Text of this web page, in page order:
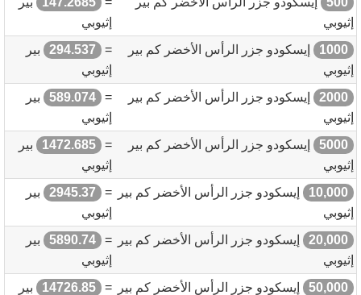
إثيوبي
إثيوبي
1000
إيسكودو جزر الرأس الأخضر كم بير
إثيوبي
=
294.537
بير
إثيوبي
2000
إيسكودو جزر الرأس الأخضر كم بير
إثيوبي
=
589.074
بير
إثيوبي
5000
إيسكودو جزر الرأس الأخضر كم بير
إثيوبي
=
1472.685
بير
إثيوبي
10,000
إيسكودو جزر الرأس الأخضر كم بير
إثيوبي
=
2945.37
بير
إثيوبي
20,000
إيسكودو جزر الرأس الأخضر كم بير
إثيوبي
=
5890.74
بير
إثيوبي
50,000
إيسكودو جزر الرأس الأخضر كم بير
=
14726.85
بير